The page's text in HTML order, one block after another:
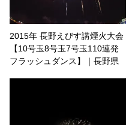
2015年 長野えびす講煙火大会
【10号玉8号玉7号玉110連発
フラッシュダンス】｜長野県